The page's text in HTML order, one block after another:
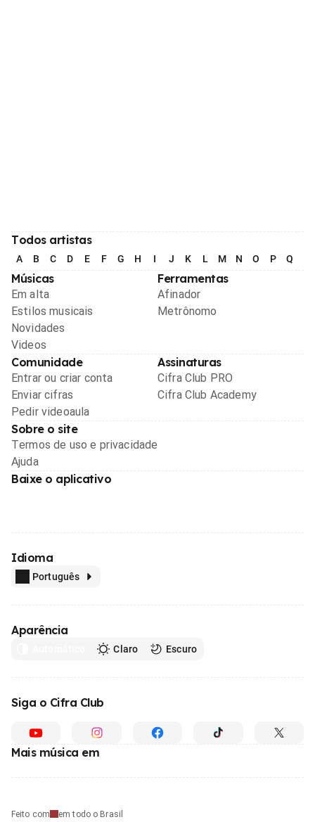
Todos artistas
A B C D E F G H I J K L M N O P Q
Músicas
Em alta
Estilos musicais
Novidades
Videos
Ferramentas
Afinador
Metrônomo
Comunidade
Entrar ou criar conta
Enviar cifras
Pedir videoaula
Assinaturas
Cifra Club PRO
Cifra Club Academy
Sobre o site
Termos de uso e privacidade
Ajuda
Baixe o aplicativo
Idioma
Português
Aparência
Claro Escuro
Siga o Cifra Club
Mais música em
Feito com
em todo o Brasil